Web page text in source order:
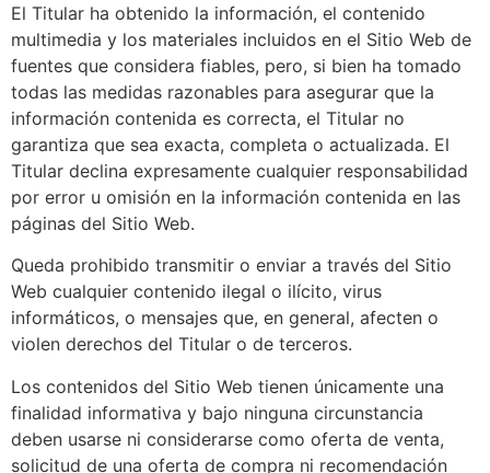
El Titular ha obtenido la información, el contenido
multimedia y los materiales incluidos en el Sitio Web de
fuentes que considera fiables, pero, si bien ha tomado
todas las medidas razonables para asegurar que la
información contenida es correcta, el Titular no
garantiza que sea exacta, completa o actualizada. El
Titular declina expresamente cualquier responsabilidad
por error u omisión en la información contenida en las
páginas del Sitio Web.
Queda prohibido transmitir o enviar a través del Sitio
Web cualquier contenido ilegal o ilícito, virus
informáticos, o mensajes que, en general, afecten o
violen derechos del Titular o de terceros.
Los contenidos del Sitio Web tienen únicamente una
finalidad informativa y bajo ninguna circunstancia
deben usarse ni considerarse como oferta de venta,
solicitud de una oferta de compra ni recomendación